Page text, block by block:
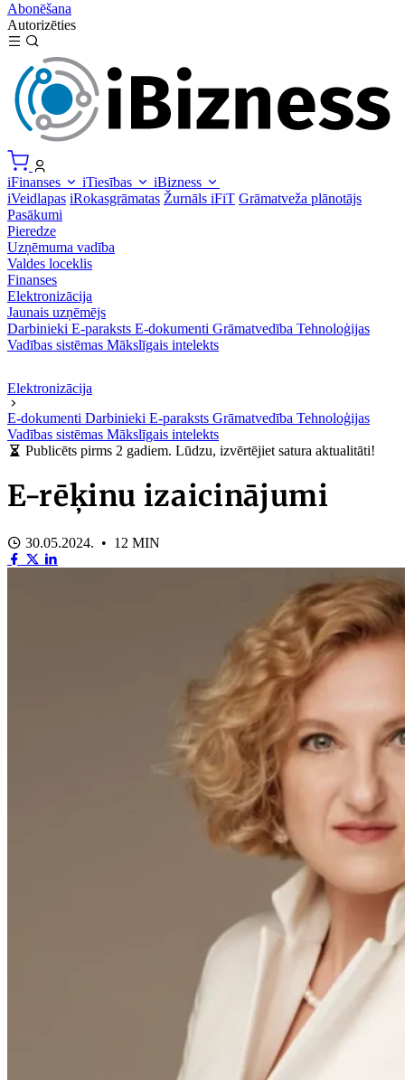
Abonēšana
Autorizēties
iFinanses iTiesības
iBizness
iVeidlapas iRokasgrāmatas Žurnāls iFiT Grāmatveža plānotājs
Pasākumi
Pieredze
Uzņēmuma vadība
Valdes loceklis
Finanses
Elektronizācija
Jaunais uzņēmējs
Darbinieki E-paraksts E-dokumenti Grāmatvedība Tehnoloģijas
Vadības sistēmas Mākslīgais intelekts
Elektronizācija
E-dokumenti Darbinieki E-paraksts Grāmatvedība Tehnoloģijas
Vadības sistēmas Mākslīgais intelekts
Publicēts pirms 2 gadiem. Lūdzu, izvērtējiet satura aktualitāti!
E-rēķinu izaicinājumi
30.05.2024. • 12 MIN